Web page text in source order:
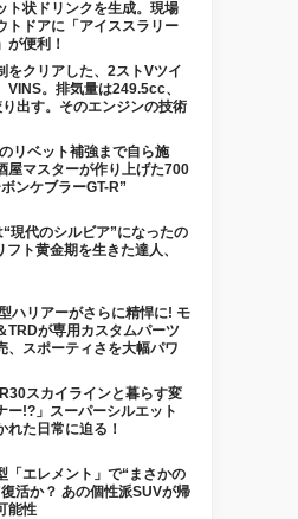
ト状ドリンクを生成。現場
トドアに「アイススラリー
が便利！
をクリアした、2ストVツイ
VINS。排気量は249.5cc、
出す。そのエンジンの技術
のリベット補強まで自ら施
屋マスターが作り上げた700
ンケブラーGT-R”
“現代のシルビア”になったの
フト黄金期を生きた達人、
ハリアーがさらに精悍に! モ
TRDが専用カスタムパーツ
、スポーティさを大幅パワ
スカイラインと暮らす変
ー!?」スーパーシルエット
れた日常に迫る！
「エレメント」で“まさかの
活か？ あの個性派SUVが帰
能性